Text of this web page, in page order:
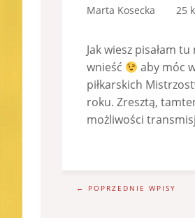
Marta Kosecka 25
Jak wiesz pisałam
wnieść
aby móc
piłkarskich
roku. Zresztą,
możliwości
← POPRZEDNIE WPISY